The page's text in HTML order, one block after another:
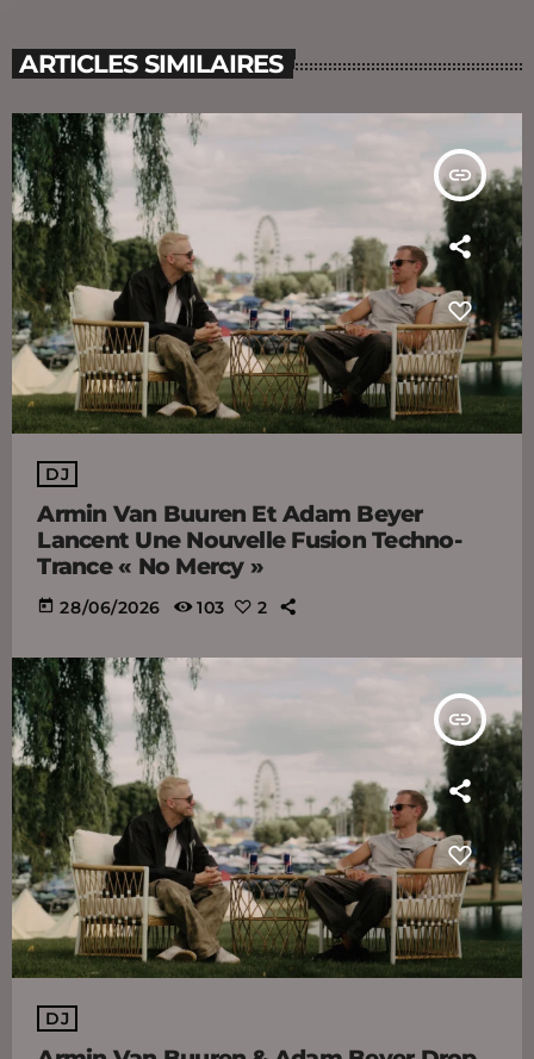
ARTICLES SIMILAIRES
insert_link
DJ
Armin Van Buuren Et Adam Beyer
Lancent Une Nouvelle Fusion Techno-
Trance « No Mercy »
today 28/06/2026 103 2
insert_link
DJ